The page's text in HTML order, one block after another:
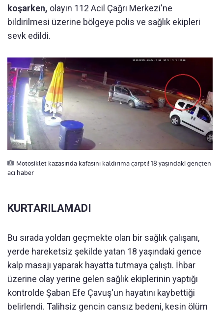
koşarken, olayın 112 Acil Çağrı Merkezi'ne
bildirilmesi üzerine bölgeye polis ve sağlık ekipleri
sevk edildi.
Motosiklet kazasında kafasını kaldırıma çarptı! 18 yaşındaki gençten
acı haber
KURTARILAMADI
Bu sırada yoldan geçmekte olan bir sağlık çalışanı,
yerde hareketsiz şekilde yatan 18 yaşındaki gence
kalp masajı yaparak hayatta tutmaya çalıştı. İhbar
üzerine olay yerine gelen sağlık ekiplerinin yaptığı
kontrolde Şaban Efe Çavuş'un hayatını kaybettiği
belirlendi. Talihsiz gencin cansız bedeni, kesin ölüm